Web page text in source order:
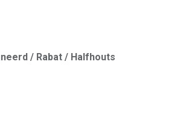
/ Rabat / Halfhouts